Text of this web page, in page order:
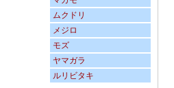
ムクドリ
メジロ
モズ
ヤマガラ
ルリビタキ